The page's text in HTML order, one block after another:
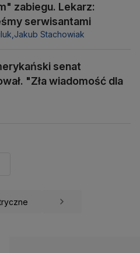
zabiegu. Lekarz:
serwisantami
Jakub Stachowiak
senat
"Zła wiadomość dla